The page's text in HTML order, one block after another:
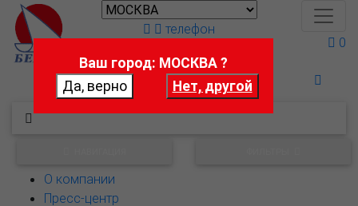
Поможем выбрать
телефон
0
О компании
Пресс-центр
Ваш город: МОСКВА ?